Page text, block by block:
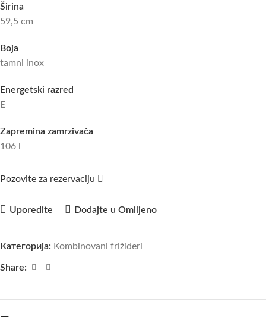
Širina
59,5 cm
Boja
tamni inox
Energetski razred
E
Zapremina zamrzivača
106 l
Pozovite za rezervaciju
Uporedite Dodajte u Omiljeno
Категорија: Kombinovani frižideri
Share: